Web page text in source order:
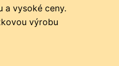
a vysoké ceny.
výrobu